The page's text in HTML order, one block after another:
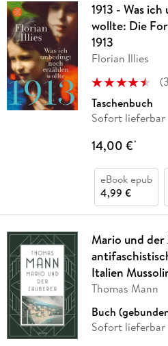
1913 - Was
wollte: Die
1913
Florian Illies
(
Taschenbuch
Sofort lieferbar
14,00 €*
eBook epub
4,99 €
Mario und der
Italien
Thomas Mann
Buch
Sofort lieferbar